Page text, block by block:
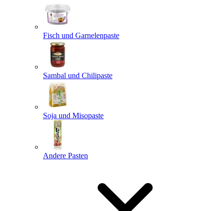
Fisch und Garnelenpaste
Sambal und Chilipaste
Soja und Misopaste
Andere Pasten